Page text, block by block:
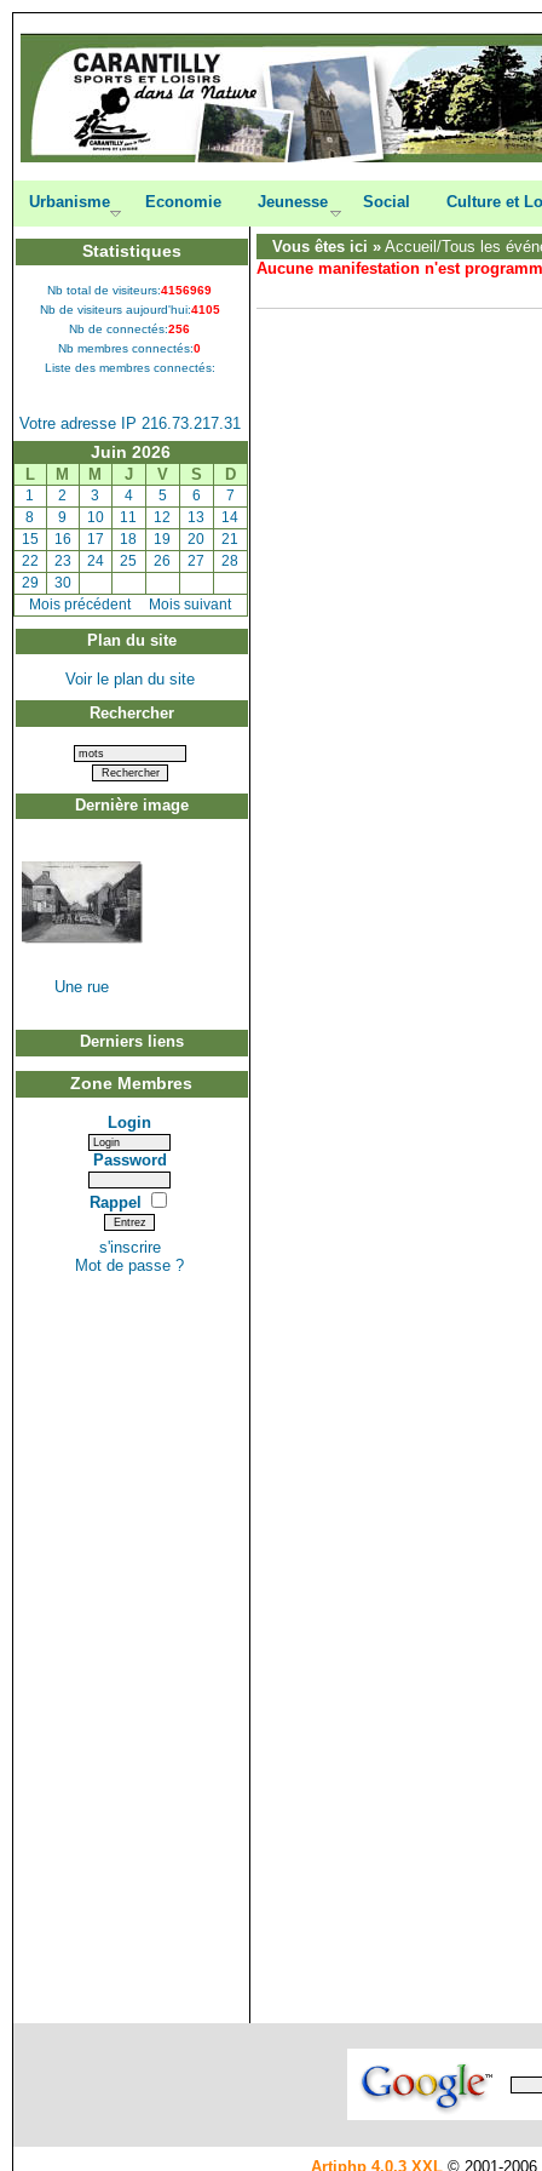
Urbanisme Economie Jeunesse Social Culture et
Statistiques
Nb total de visiteurs:4156969
Nb de visiteurs aujourd'hui:4105
Nb de connectés:256
Nb membres connectés:0
Liste des membres connectés:
Votre adresse IP 216.73.217.31
Juin 2026
L M M J V S D
[1 [2 [3 [4] [5] [6 [7
[8 [9 [10] [11 [12 [13 [14
[15] [16 [17 [18 [19 [20 [21
[22 [23] [24] [25 [26 [27 [28
[29] [30]
[Mois précédent] Mois suivant
Plan du site
Voir le plan du site
Rechercher
Dernière image
Une rue
Derniers liens
Zone Membres
Login
Password
Rappel
s'inscrire
Mot de passe ?
Vous êtes ici » Accueil /Tous les
Aucune manifestation n'est
Artiphp 4.0.3 XXL © 2001-